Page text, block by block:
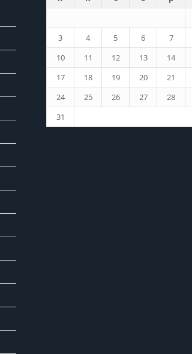
3
4 5 6 7
10
11 12 13 14
17
18 19 20 21
24
25 26 27 28
31